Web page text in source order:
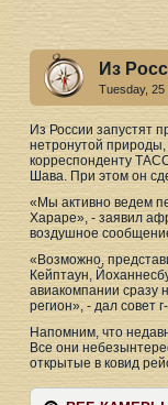
Из
Tuesday, 25
Из России запустят
нетронутой
корреспонденту
Шава. При этом он
«Мы активно ведем
Хараре», - заявил
воздушное
«Возможно,
Кейптаун,
авиакомпании сразу
регион», - дал совет
Напомним, что
Все они
открытые в ковид